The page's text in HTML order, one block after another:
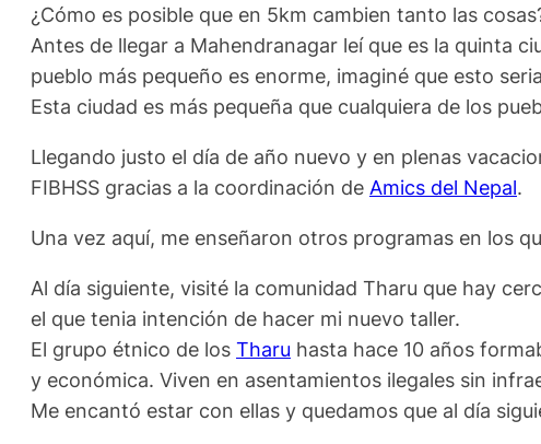
¿Cómo es posible que en 5km cambien tanto las
Antes de llegar a Mahendranagar leí que es la quinta
pueblo más pequeño es enorme, imaginé que esto
Esta ciudad es más pequeña que cualquiera de los
Llegando justo el día de año nuevo y en plenas
FIBHSS gracias a la coordinación de Amics del Nepal.
Una vez aquí, me enseñaron otros programas en los
Al día siguiente, visité la comunidad Tharu que hay
el que tenia intención de hacer mi nuevo taller.
El grupo étnico de los Tharu hasta hace 10 años
y económica. Viven en asentamientos ilegales sin
Me encantó estar con ellas y quedamos que al día